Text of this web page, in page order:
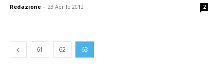
Redazione - 23 Aprile 2012 2
61 62 63